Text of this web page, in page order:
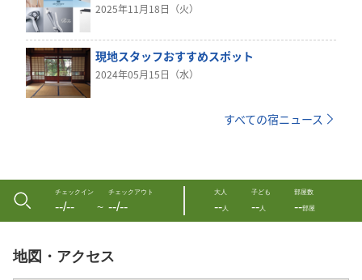
2025年11月18日（火）
現地スタッフおすすめスポット
2024年05月15日（水）
すべての宿ニュース
チェックイン
--/-- 〜
チェックアウト
--/--
大人
--人
子ども
--人
部屋数
--部屋
地図・アクセス